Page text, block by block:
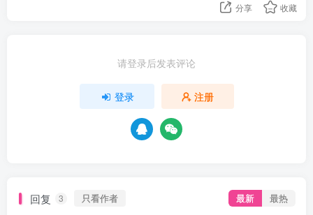
问题求助
863热度
分享 收藏
请登录后发表评论
登录 注册
回复 3 只看作者 最新 最热